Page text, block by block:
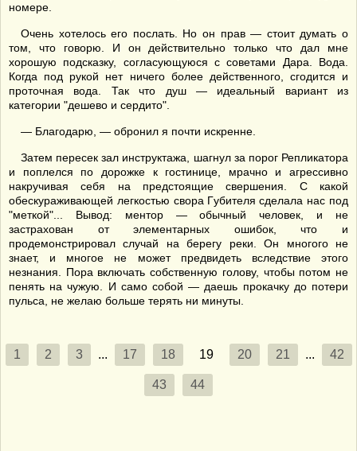
номере.
Очень хотелось его послать. Но он прав — стоит думать о
том, что говорю. И он действительно только что дал мне
хорошую подсказку, согласующуюся с советами Дара. Вода.
Когда под рукой нет ничего более действенного, сгодится и
проточная вода. Так что душ — идеальный вариант из
категории "дешево и сердито".
— Благодарю, — обронил я почти искренне.
Затем пересек зал инструктажа, шагнул за порог Репликатора
и поплелся по дорожке к гостинице, мрачно и агрессивно
накручивая себя на предстоящие свершения. С какой
обескураживающей легкостью свора Губителя сделала нас под
"меткой"... Вывод: ментор — обычный человек, и не
застрахован от элементарных ошибок, что и
продемонстрировал случай на берегу реки. Он многого не
знает, и многое не может предвидеть вследствие этого
незнания. Пора включать собственную голову, чтобы потом не
пенять на чужую. И само собой — даешь прокачку до потери
пульса, не желаю больше терять ни минуты.
1 2 3 ... 17 18 19 20 21 ... 42
43 44